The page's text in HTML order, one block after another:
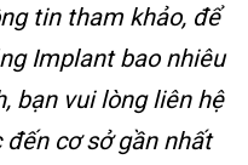
tin tham khảo, để
Implant bao nhiêu
bạn vui lòng liên hệ
đến cơ sở gần nhất